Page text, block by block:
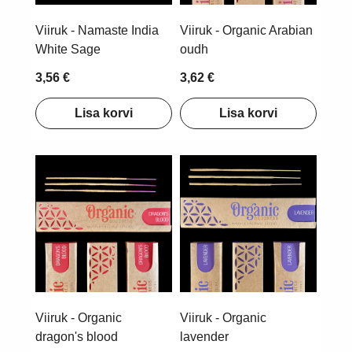
Viiruk - Namaste India
White Sage
3,56 €
Lisa korvi
Viiruk - Organic Arabian
oudh
3,62 €
Lisa korvi
Viiruk - Organic
dragon's blood
Viiruk - Organic
lavender